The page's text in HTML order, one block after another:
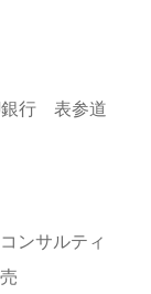
行 表参道
ンサルティ